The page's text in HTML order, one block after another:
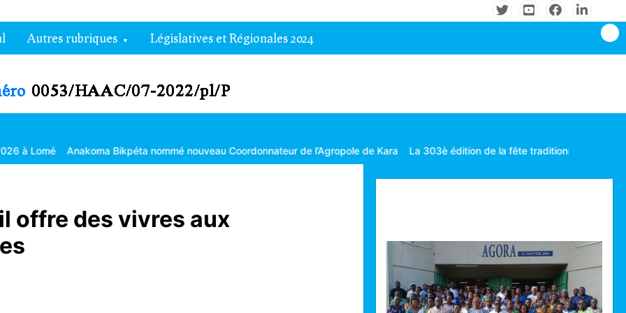
Autres rubriques Législatives et Régionales 2024
Anakoma Bikpéta nommé nouveau Coordonnateur de l’Agropole de Kara La 303è édition de la fête traditionnelle Gbagba célébrée
offre des vivres aux